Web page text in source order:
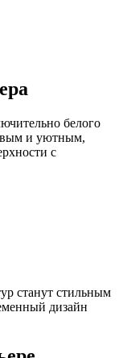
белого
и уютным,
с
станут стильным
дизайн